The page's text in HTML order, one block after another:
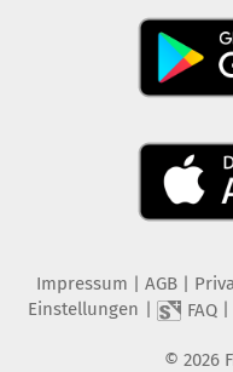
Impressum AGB
Einstellungen
FAQ|
© 2026